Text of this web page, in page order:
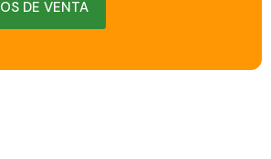
DE VENTA